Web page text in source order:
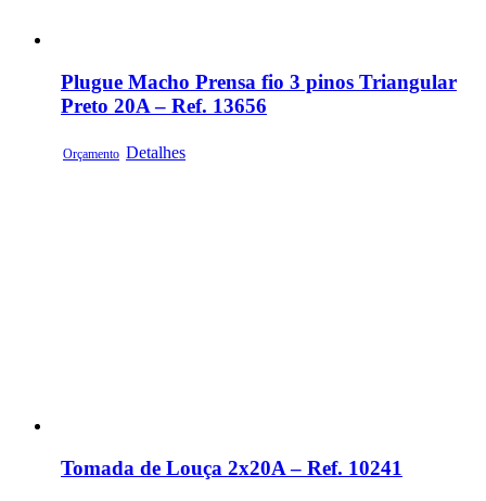
Plugue Macho Prensa fio 3 pinos Triangular
Preto 20A – Ref. 13656
Orçamento Detalhes
Tomada de Louça 2x20A – Ref. 10241